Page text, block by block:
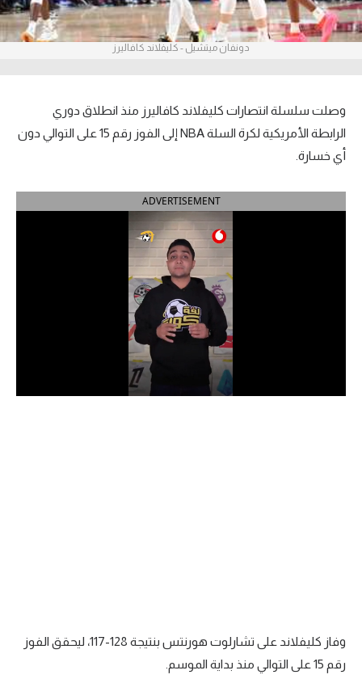
بطولات
أمريكا 2026
الدوري الإنجليزي الممتاز
الدوري الإسباني
الدوري السعودي للمحترفين
دوري أبطال إفريقيا
سعودي في الجول
الدوري الإنجليزي
دونفان ميتشيل - كليفلاند كافاليرز
وصلت سلسلة انتصارات كليفلاند كافاليرز منذ انطلاق دوري
الرابطة الأمريكية لكرة السلة NBA إلى الفوز رقم 15 على التوالي دون
أي خسارة.
ADVERTISEMENT
وفاز كليفلاند على تشارلوت هورنتس بنتيجة 128-117، ليحقق الفوز
رقم 15 على التوالي منذ بداية الموسم.